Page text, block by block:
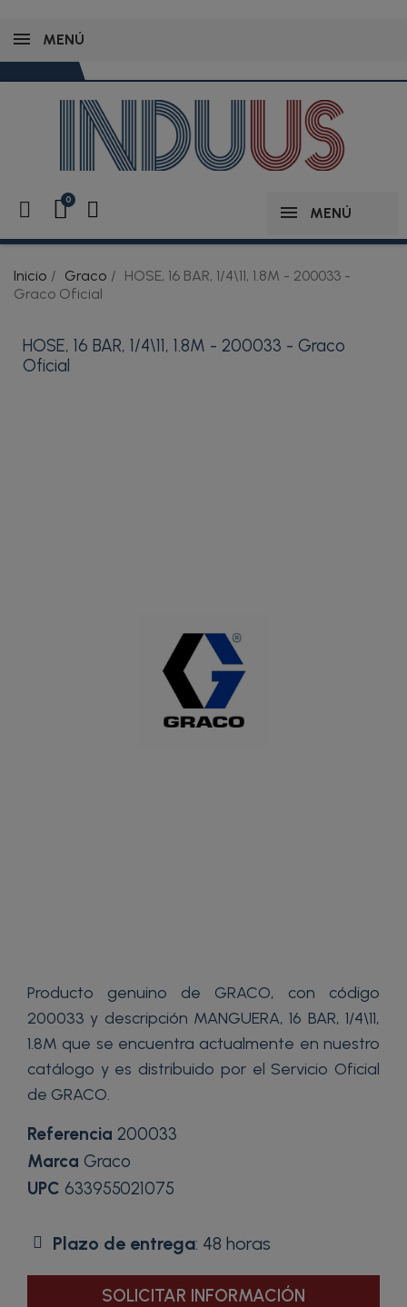
MENÚ
MENÚ
Inicio Graco
HOSE, 16 BAR, 1/4\11, 1.8M - 200033 -
Graco Oficial
HOSE, 16 BAR, 1/4\11, 1.8M - 200033 - Graco
Oficial
Producto genuino de GRACO, con código
200033 y descripción MANGUERA, 16 BAR, 1/4\11,
1.8M que se encuentra actualmente en nuestro
catálogo y es distribuido por el Servicio Oficial
de GRACO.
Referencia 200033
Marca Graco
UPC 633955021075
Plazo de entrega: 48 horas
SOLICITAR INFORMACIÓN